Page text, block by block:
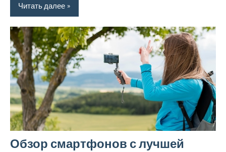
Читать далее
Обзор смартфонов с лучшей